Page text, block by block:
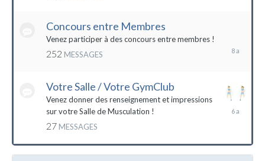
Concours entre Membres
Venez participer à des concours entre membres !
252 MESSAGES
2016
Votre Salle / Votre GymClub
Venez donner des renseignement et impressions
sur votre Salle de Musculation !
27 MESSAGES
26